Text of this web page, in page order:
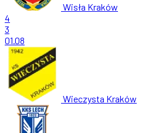
Wisła Kraków
4
3
01.08
Wieczysta Kraków